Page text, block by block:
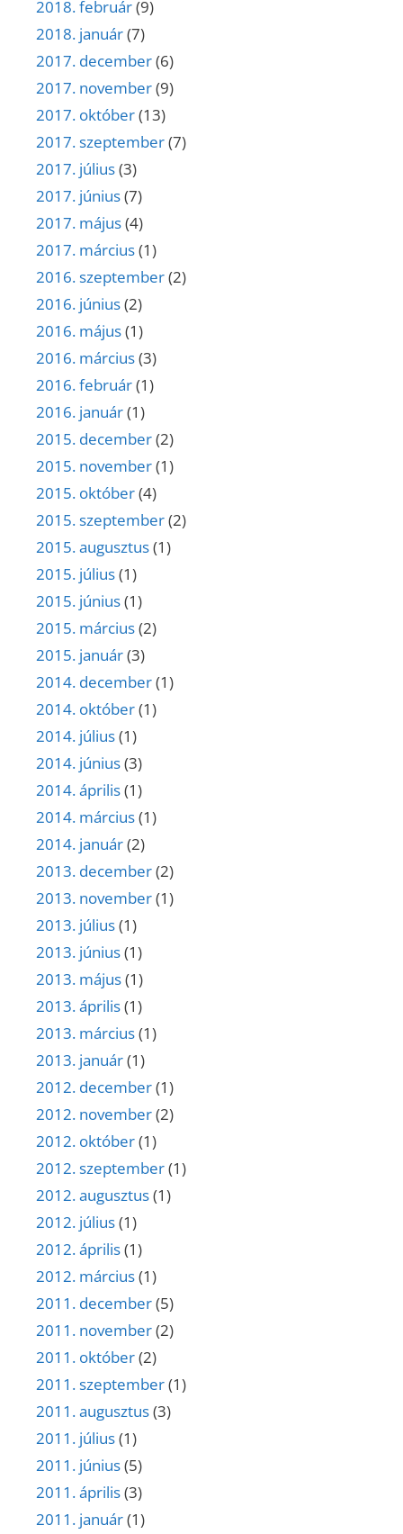
2018. február(9)
2018. január(7)
2017. december(6)
2017. november(9)
2017. október(13)
2017. szeptember(7)
2017. július(3)
2017. június(7)
2017. május(4)
2017. március(1)
2016. szeptember(2)
2016. június(2)
2016. május(1)
2016. március(3)
2016. február(1)
2016. január(1)
2015. december(2)
2015. november(1)
2015. október(4)
2015. szeptember(2)
2015. augusztus(1)
2015. július(1)
2015. június(1)
2015. március(2)
2015. január(3)
2014. december(1)
2014. október(1)
2014. július(1)
2014. június(3)
2014. április(1)
2014. március(1)
2014. január(2)
2013. december(2)
2013. november(1)
2013. július(1)
2013. június(1)
2013. május(1)
2013. április(1)
2013. március(1)
2013. január(1)
2012. december(1)
2012. november(2)
2012. október(1)
2012. szeptember(1)
2012. augusztus(1)
2012. július(1)
2012. április(1)
2012. március(1)
2011. december(5)
2011. november(2)
2011. október(2)
2011. szeptember(1)
2011. augusztus(3)
2011. július(1)
2011. június(5)
2011. április(3)
2011. január(1)